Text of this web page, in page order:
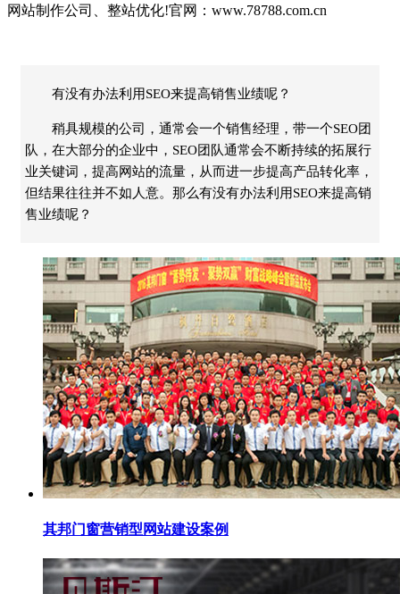
网站制作公司、整站优化!官网：www.78788.com.cn
有没有办法利用SEO来提高销售业绩呢？
稍具规模的公司，通常会一个销售经理，带一个SEO团
队，在大部分的企业中，SEO团队通常会不断持续的拓展行
业关键词，提高网站的流量，从而进一步提高产品转化率，
但结果往往并不如人意。那么有没有办法利用SEO来提高销
售业绩呢？
其邦门窗营销型网站建设案例